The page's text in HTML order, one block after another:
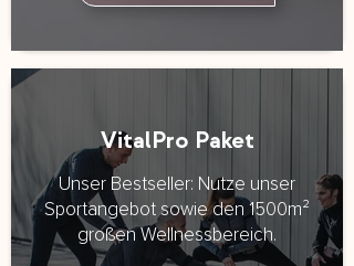
VitalPro Paket
Unser Bestseller: Nutze unser
Sportangebot sowie den 1500m²
großen Wellnessbereich.